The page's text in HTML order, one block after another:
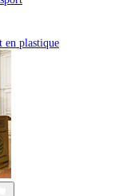
en plastique